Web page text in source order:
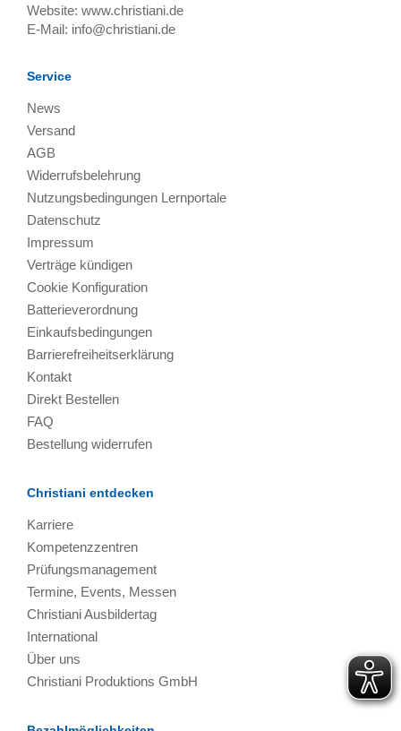
Website: www.christiani.de
E-Mail: info@christiani.de
Service
News
Versand
AGB
Widerrufsbelehrung
Nutzungsbedingungen Lernportale
Datenschutz
Impressum
Verträge kündigen
Cookie Konfiguration
Batterieverordnung
Einkaufsbedingungen
Barrierefreiheitserklärung
Kontakt
Direkt Bestellen
FAQ
Bestellung widerrufen
Christiani entdecken
Karriere
Kompetenzzentren
Prüfungsmanagement
Termine, Events, Messen
Christiani Ausbildertag
International
Über uns
Christiani Produktions GmbH